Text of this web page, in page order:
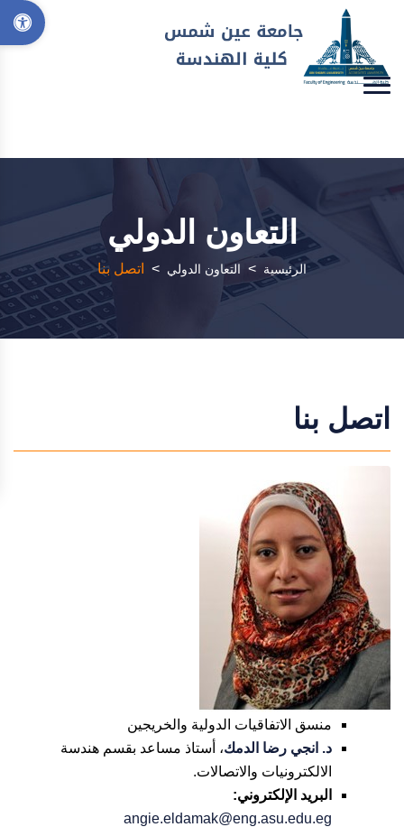
التعاون الدولي
الرئيسية > التعاون الدولي > اتصل بنا
اتصل بنا
منسق الاتفاقيات الدولية والخريجين
د. انجي رضا الدمك، أستاذ مساعد بقسم هندسة
الالكترونيات والاتصالات.
البريد الإلكتروني:
angie.eldamak@eng.asu.edu.eg